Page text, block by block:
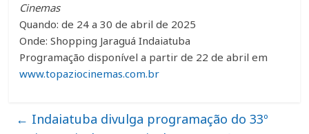
Cinemas
Quando: de 24 a 30 de abril de 2025
Onde: Shopping Jaraguá Indaiatuba
Programação disponível a partir de 22 de abril em
www.topaziocinemas.com.br
← Indaiatuba divulga programação do 33º